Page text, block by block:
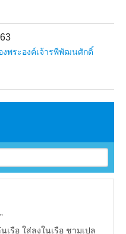
พระองค์เจ้ารพีพัฒนศักดิ์
เรือ ใส่ลงในเรือ ชามเปล